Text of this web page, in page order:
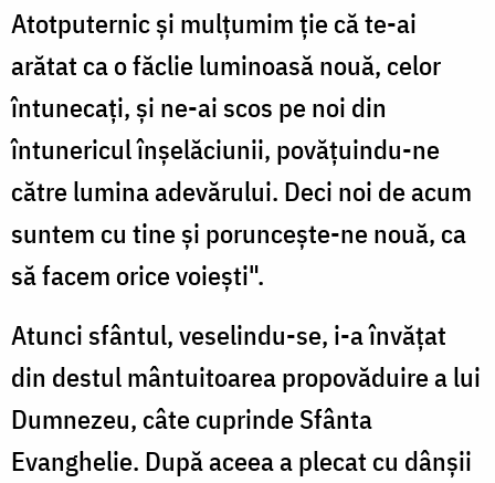
Atotputernic și mulțumim ție că te-ai
arătat ca o făclie luminoasă nouă, celor
întunecați, și ne-ai scos pe noi din
întunericul înșe­lăciunii, povățuindu-ne
către lumina adevărului. Deci noi de acum
suntem cu tine și poruncește-ne nouă, ca
să facem orice voiești".
Atunci sfântul, veselindu-se, i-a învățat
din destul mântuitoarea propovăduire a lui
Dumnezeu, câte cuprinde Sfânta
Evanghelie. După aceea a plecat cu dânșii